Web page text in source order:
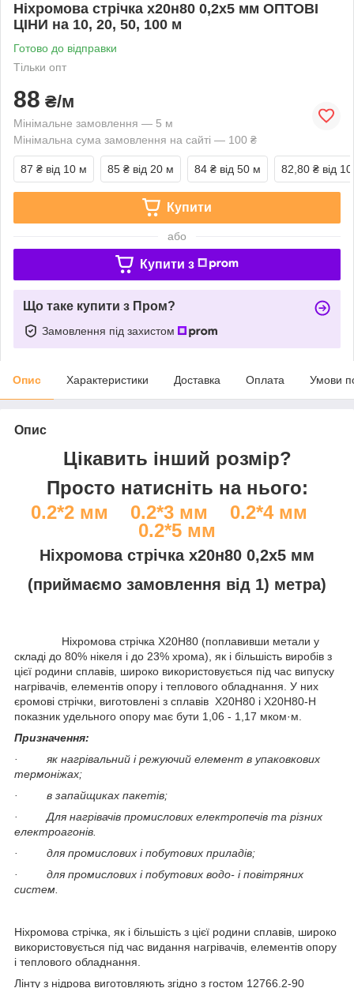
Ніхромова стрічка х20н80 0,2х5 мм ОПТОВІ
ЦІНИ на 10, 20, 50, 100 м
Готово до відправки
Тільки опт
88 ₴/м
Мінімальне замовлення — 5 м
Мінімальна сума замовлення на сайті — 100 ₴
87 ₴ від 10 м 85 ₴ від 20 м 84 ₴ від 50 м 82,80 ₴ від
Купити
або
Купити з
Що таке купити з Пром?
Замовлення під захистом
Опис Характеристики Доставка Оплата Умови
Опис
Цікавить інший розмір?
Просто натисніть на нього:
0.2*2 мм
0.2*3 мм
0.2*4 мм
0.2*5 мм
Ніхромова стрічка х20н80 0,2х5 мм
(приймаємо замовлення від 1) метра)
Ніхромова стрічка X20Н80 (поплавивши метали у
складі до 80% нікеля і до 23% хрома), як і більшість виробів з
цієї родини сплавів, широко використовується під час випуску
нагрівачів, елементів опору і теплового обладнання. У них
єромові стрічки, виготовлені з сплавів Х20Н80 і Х20Н80-Н
показник удельного опору має бути 1,06 - 1,17 мком·м.
Призначення:
· як нагрівальний і режуючий елемент в упаковкових
термоніжах;
· в запайщиках пакетів;
· Для нагрівачів промислових електропечів та різних
електроагонів.
· для промислових і побутових приладів;
· для промислових і побутових водо- і повітряних
систем.
Ніхромова стрічка, як і більшість з цієї родини сплавів, широко
використовується під час видання нагрівачів, елементів опору
і теплового обладнання.
Лінту з нідрова виготовляють згідно з гостом 12766.2-90